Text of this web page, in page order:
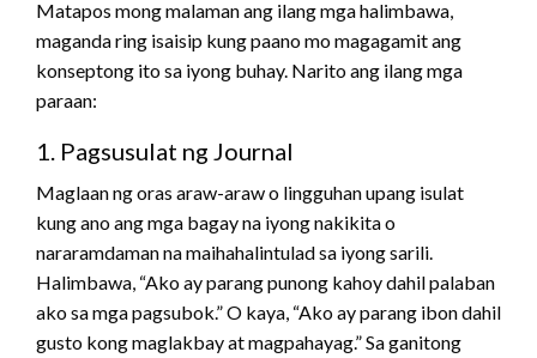
Matapos mong malaman ang ilang mga halimbawa,
maganda ring isaisip kung paano mo magagamit ang
konseptong ito sa iyong buhay. Narito ang ilang mga
paraan:
1. Pagsusulat ng Journal
Maglaan ng oras araw-araw o lingguhan upang isulat
kung ano ang mga bagay na iyong nakikita o
nararamdaman na maihahalintulad sa iyong sarili.
Halimbawa, “Ako ay parang punong kahoy dahil palaban
ako sa mga pagsubok.” O kaya, “Ako ay parang ibon dahil
gusto kong maglakbay at magpahayag.” Sa ganitong